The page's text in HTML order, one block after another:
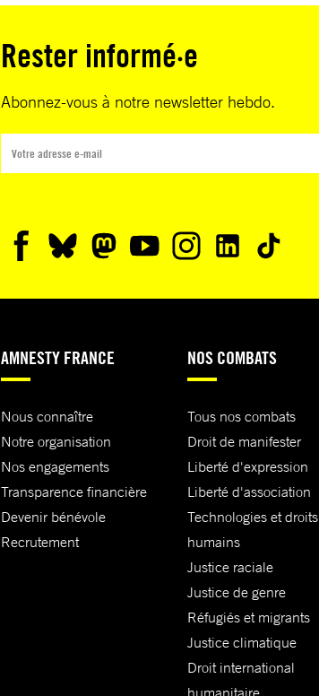
Rester informé·e
Abonnez-vous à notre newsletter hebdo.
AMNESTY FRANCE
Nous connaître
Notre organisation
Nos engagements
Transparence financière
Devenir bénévole
Recrutement
NOS COMBATS
Tous nos combats
Droit de manifester
Liberté d'expression
Liberté d'association
Technologies et droits
humains
Justice raciale
Justice de genre
Réfugiés et migrants
Justice climatique
Droit international
humanitaire